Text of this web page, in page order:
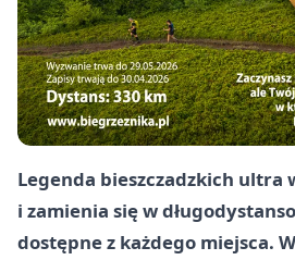
Legenda bieszczadzkich ultra
i zamienia się w
dostępne z każdego miejsca.